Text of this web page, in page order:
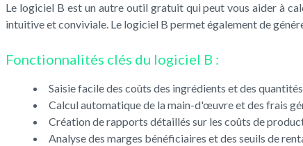
Le logiciel B est un autre outil gratuit qui peut vous aider à
intuitive et conviviale. Le logiciel B permet également de
Fonctionnalités clés du logiciel B :
Saisie facile des coûts des ingrédients et des
Calcul automatique de la main-d'œuvre et des frais
Création de rapports détaillés sur les coûts de
Analyse des marges bénéficiaires et des seuils de